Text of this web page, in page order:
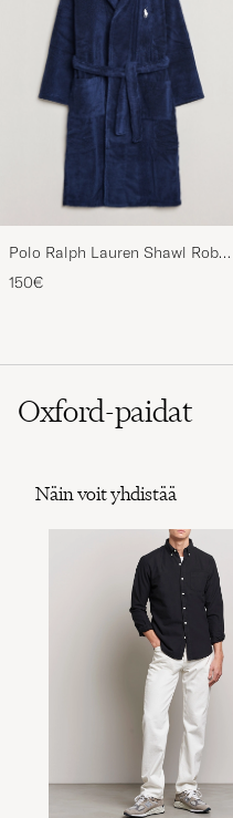
Polo Ralph Lauren Shawl Robe
Navy
150€
Oxford-paidat
Näin voit yhdistää